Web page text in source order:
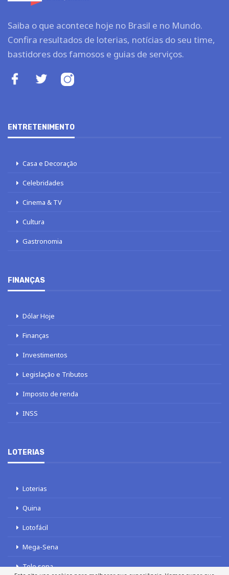
Saiba o que acontece hoje no Brasil e no Mundo.
Confira resultados de loterias, notícias do seu time,
bastidores dos famosos e guias de serviços.
ENTRETENIMENTO
Casa e Decoração
Celebridades
Cinema & TV
Cultura
Gastronomia
FINANÇAS
Dólar Hoje
Finanças
Investimentos
Legislação e Tributos
Imposto de renda
INSS
LOTERIAS
Loterias
Quina
Lotofácil
Mega-Sena
Tele sena